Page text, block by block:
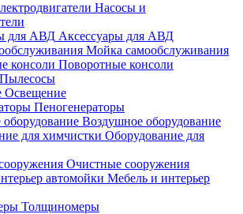
Насосы и
Аксессуары для АВД
Мойка самообслуживания
Поворотные консоли
Пылесосы
Освещение
Пеногенераторы
Воздушное оборудование
Оборудование для
Очистные сооружения
Мебель и интерьер
Толщиномеры